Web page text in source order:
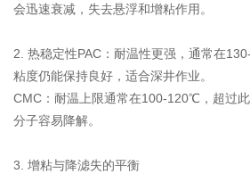
会迅速衰减，失去悬浮和增粘作用。
2. 热稳定性PAC：耐温性更强，通常在
粘度仍能保持良好，适合深井作业。
CMC：耐温上限通常在100-120℃，超过此
分子容易降解。
3. 增粘与降滤失的平衡